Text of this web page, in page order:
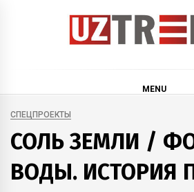
MENU
СПЕЦПРОЕКТЫ
СОЛЬ ЗЕМЛИ /
ВОДЫ. ИСТОРИЯ